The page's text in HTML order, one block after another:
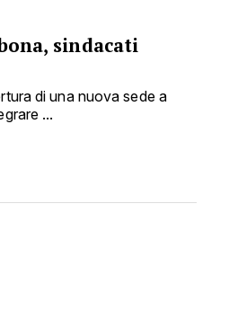
sindacati
di una nuova sede a
...